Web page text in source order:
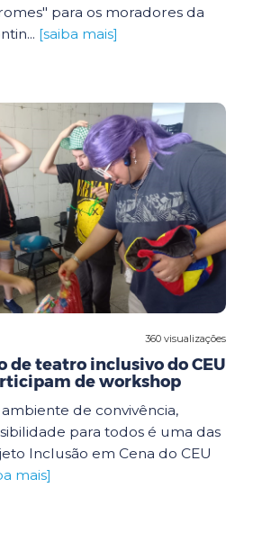
para os moradores da
[saiba mais]
360 visualizações
de teatro inclusivo do CEU
de workshop
de convivência,
para todos é uma das
Inclusão em Cena do CEU
mais]